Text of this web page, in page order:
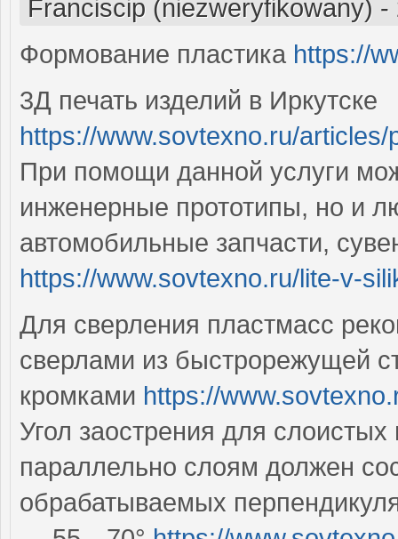
Franciscip (niezweryfikowany) -
Формование пластика https://
3Д печать изделий в Иркутске
https://www.sovtexno.ru/
При помощи данной услуги
инженерные прототипы, но и
автомобильные запчасти,
https://www.sovtexno.ru/lite-v-
Для сверления пластмасс
сверлами из быстрорежущей
кромками https://
Угол заострения для
параллельно слоям должен
обрабатываемых